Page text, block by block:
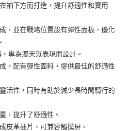
台北富邦商業銀行
台中商業銀行
永豐商業銀行
星展（台灣）商業銀行
袖下方而打造，提升舒適性和實用
，並在戰略位置設有彈性面板，優化
專為濕天氣表現而設計。
，配有彈性面料，提供最佳的舒適性
活性，同時有助於減少長時間騎行的
，提升了舒適性。
皮革插片，可兼容觸摸屏。